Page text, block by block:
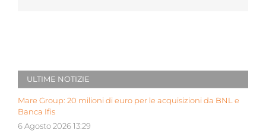
ULTIME NOTIZIE
Mare Group: 20 milioni di euro per le acquisizioni da BNL e
Banca Ifis
6 Agosto 2026 13:29